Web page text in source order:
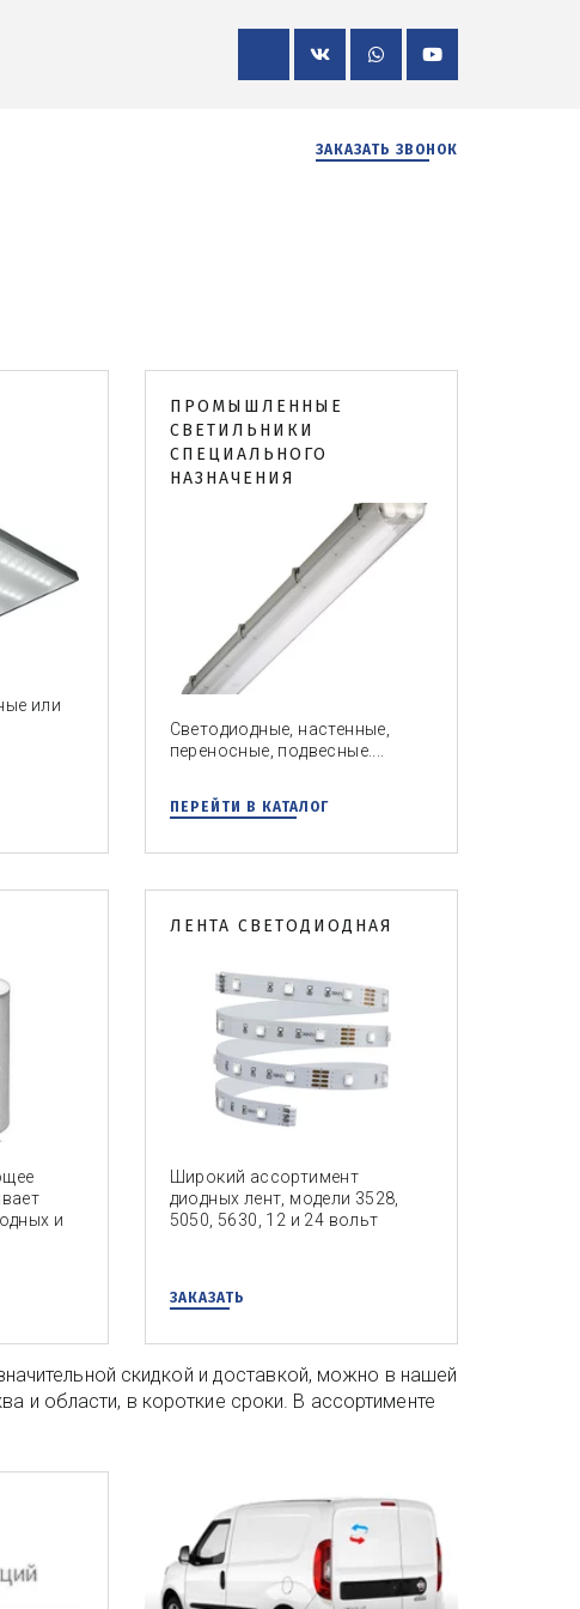
ЗАКАЗАТЬ ЗВОНОК
или
ПРОМЫШЛЕННЫЕ
СВЕТИЛЬНИКИ
СПЕЦИАЛЬНОГО
НАЗНАЧЕНИЯ
Светодиодные, настенные,
переносные, подвесные....
ПЕРЕЙТИ В КАТАЛОГ
и
ЛЕНТА СВЕТОДИОДНАЯ
Широкий ассортимент
диодных лент, модели 3528,
5050, 5630, 12 и 24 вольт
ЗАКАЗАТЬ
скидкой и доставкой, можно в нашей
и области, в короткие сроки. В ассортименте